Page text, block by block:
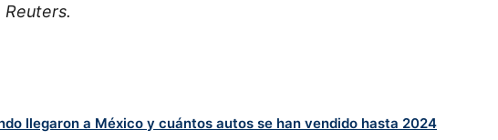
llegaron a México y cuántos autos se han vendido hasta 2024